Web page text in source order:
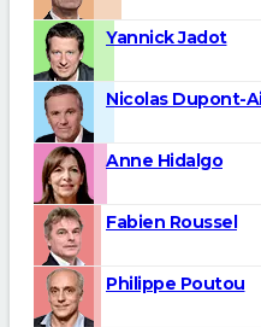
Yannick Jadot
Nicolas Dupont-
Anne Hidalgo
Fabien Roussel
Philippe Poutou